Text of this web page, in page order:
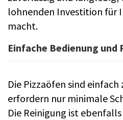
lohnenden Investition für
macht.
Einfache Bedienung und
Die Pizzaöfen sind einfach
erfordern nur minimale
Die Reinigung ist